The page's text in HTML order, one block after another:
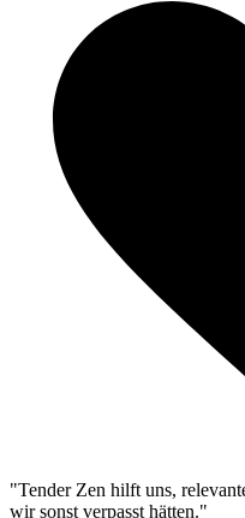
"Tender Zen hilft uns,
wir sonst verpasst hätten."